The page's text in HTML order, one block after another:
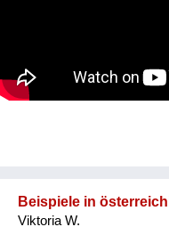
Beispiele in
Viktoria W.